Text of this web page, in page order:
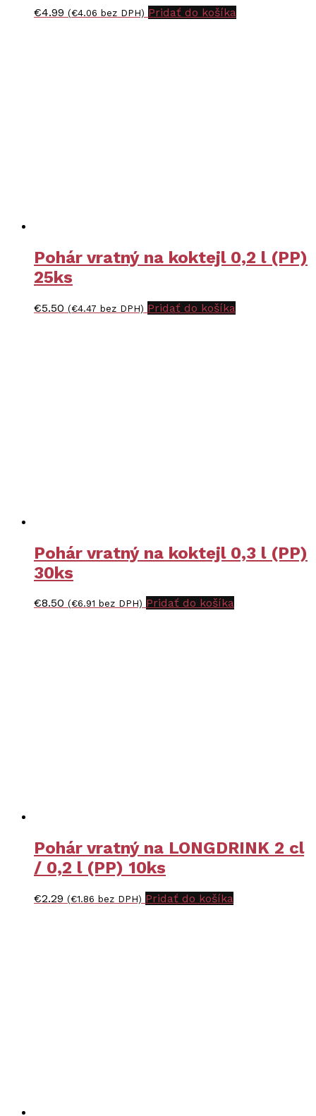
€4.99 (€4.06 bez DPH) Pridať do košíka
Pohár vratný na koktejl 0,2 l (PP)
25ks
€5.50 (€4.47 bez DPH) Pridať do košíka
Pohár vratný na koktejl 0,3 l (PP)
30ks
€8.50 (€6.91 bez DPH) Pridať do košíka
Pohár vratný na LONGDRINK 2 cl
/ 0,2 l (PP) 10ks
€2.29 (€1.86 bez DPH) Pridať do košíka